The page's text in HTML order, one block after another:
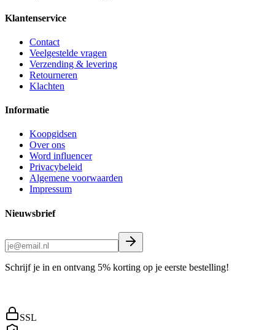
Klantenservice
Contact
Veelgestelde vragen
Verzending & levering
Retourneren
Klachten
Informatie
Koopgidsen
Over ons
Word influencer
Privacybeleid
Algemene voorwaarden
Impressum
Nieuwsbrief
Schrijf je in en ontvang 5% korting op je eerste bestelling!
SSL